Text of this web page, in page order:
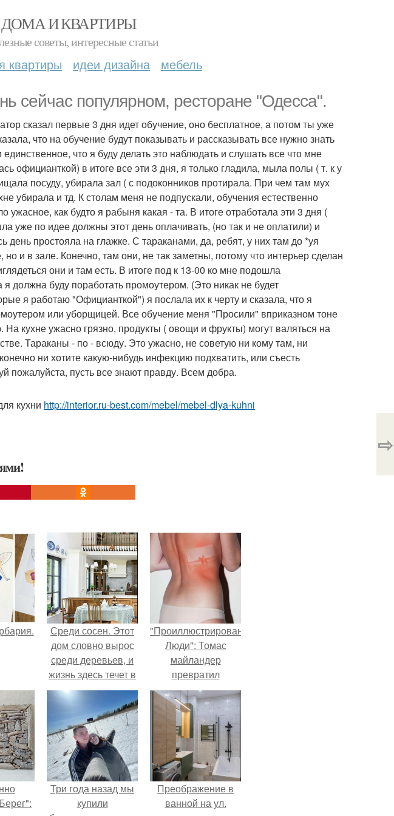
ДОМА И КВАРТИРЫ
советы, интересные статьи
квартиры идеи дизайна мебель
сейчас популярном, ресторане "Одесса".
сказал первые 3 дня идет обучение, оно бесплатное, а потом ты уже
что на обучение будут показывать и рассказывать все нужно знать
что я буду делать это наблюдать и слушать все что мне
официанткой) в итоге все эти 3 дня, я только гладила, мыла полы ( т. к у
посуду, убирала зал ( с подоконников протирала. При чем там мух
убирала и тд. К столам меня не подпускали, обучения естественно
как будто я рабыня какая - та. В итоге отработала эти 3 дня (
по идее должны этот день оплачивать, (но так и не оплатили) и
день простояла на глажке. С тараканами, да, ребят, у них там до *уя
но и в зале. Конечно, там они, не так заметны, потому что интерьер сделан
они и там есть. В итоге под к 13-00 ко мне подошла
должна буду поработать промоутером. (Это никак не будет
я работаю "Официанткой") я послала их к черту и сказала, что я
или уборщицей. Все обучение меня "Просили" вприказном тоне
На кухне ужасно грязно, продукты ( овощи и фрукты) могут валяться на
Тараканы - по - всюду. Это ужасно, не советую ни кому там, ни
ни хотите какую-нибудь инфекцию подхватить, или съесть
пожалуйста, пусть все знают правду. Всем добра.
кухни http://interior.ru-best.com/mebel/mebel-dlya-kuhni
⇨
Среди сосен. Этот
дом словно вырос
среди деревьев, и
жизнь здесь течет в
собственном ритме
- спокойно, без
спешки и лишнего
шума.
"Проиллюстрированные
Люди": Томас
майландер
превратил
солнечные ожоги в
арт - объект.
Три года назад мы
купили
Преображение в
ванной на ул.